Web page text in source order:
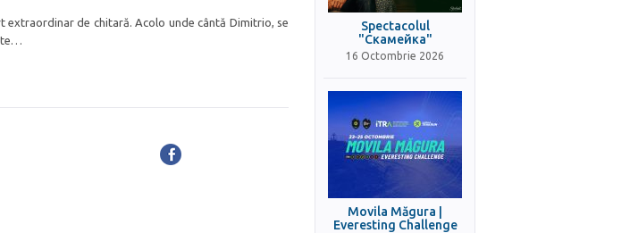
extraordinar de chitară. Acolo unde cântă Dimitrio, se
Spectacolul
"Скамейка"
16 Octombrie 2026
Movila Măgura |
Everesting Challenge